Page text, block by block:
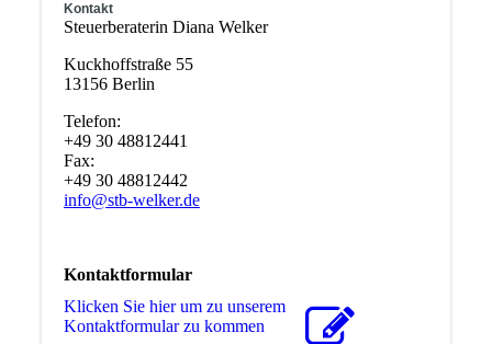
Kontakt
Steuerberaterin Diana Welker
Kuckhoffstraße 55
13156 Berlin
Telefon:
+49 30 48812441
Fax:
+49 30 48812442
info@stb-welker.de
Kontaktformular
Klicken Sie hier um zu unserem
Kon­takt­for­mu­lar zu kommen